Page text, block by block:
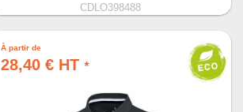
CDLO398488
À partir de
28,40 € HT *